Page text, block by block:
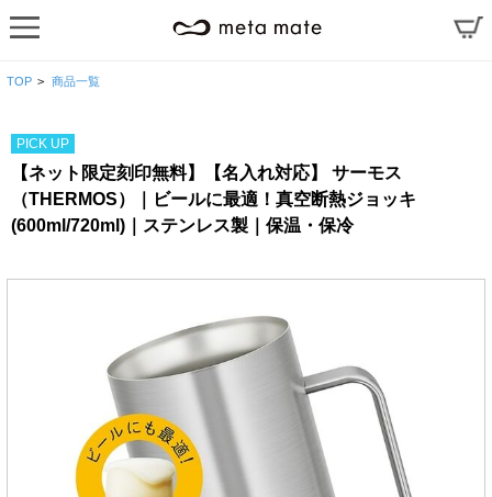
TOP > 商品一覧
PICK UP
【ネット限定刻印無料】【名入れ対応】 サーモス
（THERMOS）｜ビールに最適！真空断熱ジョッキ
(600ml/720ml)｜ステンレス製｜保温・保冷